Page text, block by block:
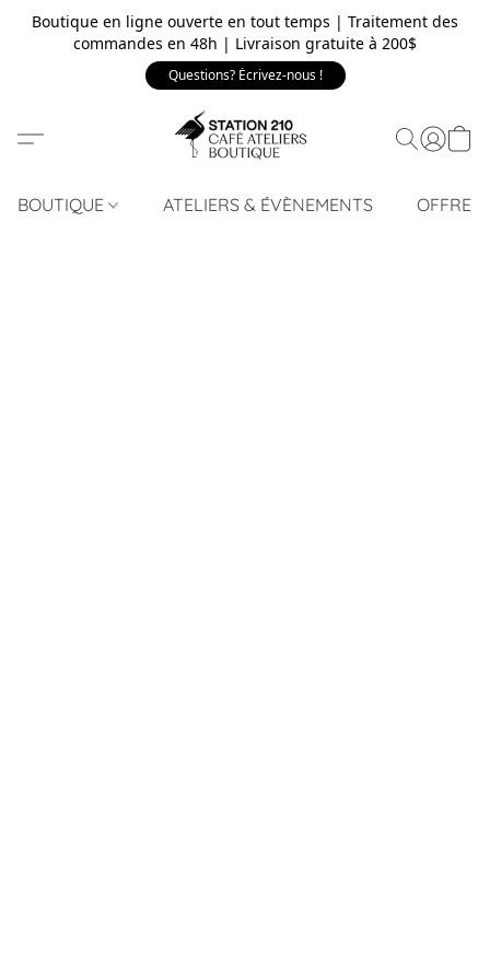
Boutique en ligne ouverte en tout temps | Traitement des
commandes en 48h | Livraison gratuite à 200$
Questions? Écrivez-nous !
BOUTIQUE ATELIERS & ÉVÈNEMENTS OFFRE